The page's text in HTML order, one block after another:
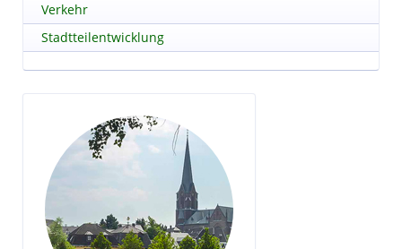
Verkehr
Stadtteilentwicklung